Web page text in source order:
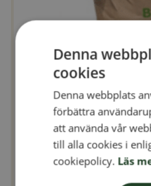
Denna
cookies
Denna webbplats
förbättra
att använda vår
till alla cookies i
cookiepolicy. Läs